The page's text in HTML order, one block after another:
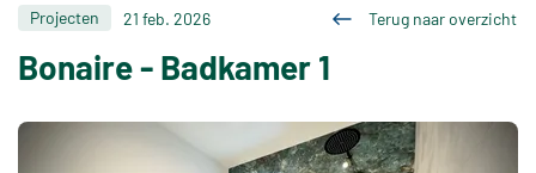
Projecten 21 feb. 2026 Terug naar overzicht
Bonaire - Badkamer 1